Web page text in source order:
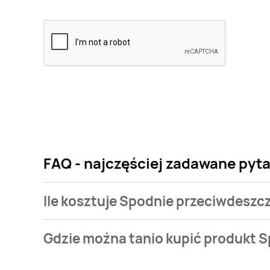
FAQ - najczęściej zadawane
Ile kosztuje Spodnie
przeciwdeszczowe Lupilu kosztuje od 24,99 zł do
Gdzie można tanio kupić produkt